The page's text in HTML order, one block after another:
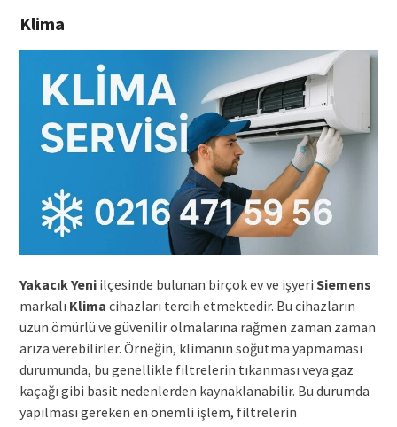
Klima
Yakacık Yeniilçesinde bulunan birçok ev ve işyeri Siemens
markalı Klima cihazları tercih etmektedir. Bu cihazların
uzun ömürlü ve güvenilir olmalarına rağmen zaman zaman
arıza verebilirler. Örneğin, klimanın soğutma yapmaması
durumunda, bu genellikle filtrelerin tıkanması veya gaz
kaçağı gibi basit nedenlerden kaynaklanabilir. Bu durumda
yapılması gereken en önemli işlem, filtrelerin